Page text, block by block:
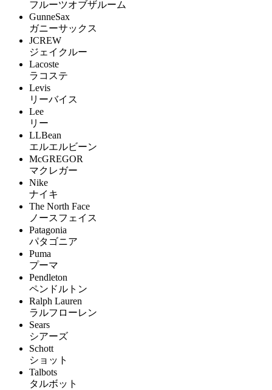
フルーツオブザルーム
GunneSax
ガニーサックス
JCREW
ジェイクルー
Lacoste
ラコステ
Levis
リーバイス
Lee
リー
LLBean
エルエルビーン
McGREGOR
マクレガー
Nike
ナイキ
The North Face
ノースフェイス
Patagonia
パタゴニア
Puma
プーマ
Pendleton
ペンドルトン
Ralph Lauren
ラルフローレン
Sears
シアーズ
Schott
ショット
Talbots
タルボット